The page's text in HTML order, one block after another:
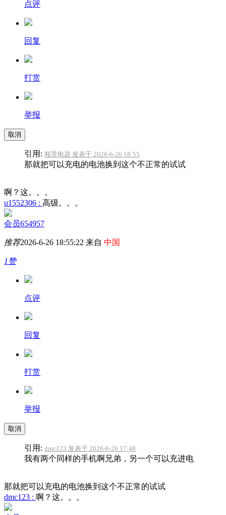
点评
回复
打赏
举报
取消
引用: 顺景电器 发表于 2026-6-26 18:55
那就把可以充电的电池换到这个不正常的试试
啊？这。。。
u1552306 : 高级。。。
会员654957
推荐2026-6-26 18:55:22 来自 中国
1赞
点评
回复
打赏
举报
取消
引用: dmc123 发表于 2026-6-26 17:48
我有两个同样的手机啊兄弟，另一个可以充进电
那就把可以充电的电池换到这个不正常的试试
dmc123 : 啊？这。。。